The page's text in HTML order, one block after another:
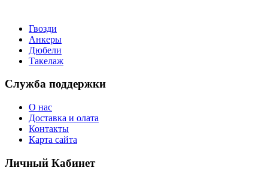
Гвозди
Анкеры
Дюбели
Такелаж
Служба поддержки
О нас
Доставка и олата
Контакты
Карта сайта
Личный Кабинет